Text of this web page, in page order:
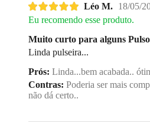
Léo M. 18/05/
Eu recomendo esse produto.
Muito curto para alguns
Linda pulseira...
Prós: Linda...bem acabada..
Contras: Poderia ser mais
não dá certo..